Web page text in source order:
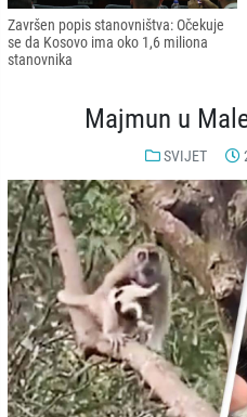
Završen popis stanovništva: Očekuje
se da Kosovo ima oko 1,6 miliona
stanovnika
Majmun u
SVIJET